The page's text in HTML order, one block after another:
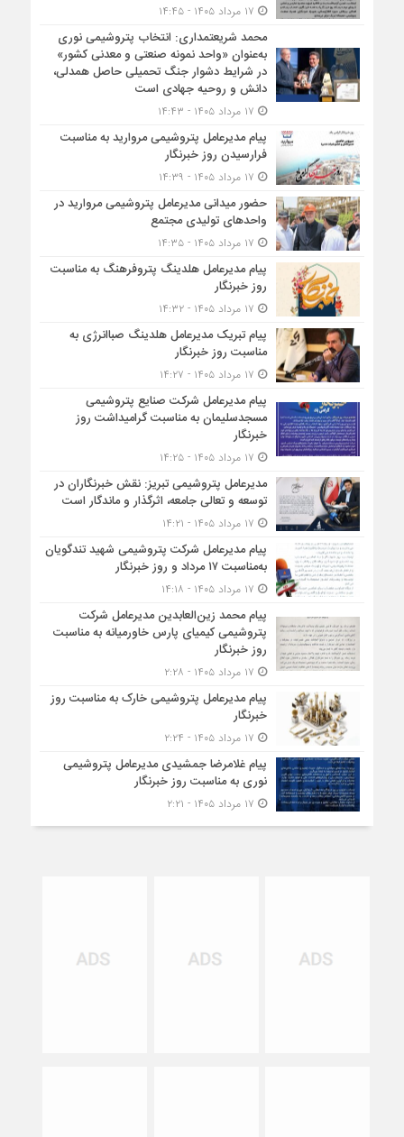
محمد شریعتمداری: انتخاب پتروشیمی نوری
به‌عنوان «واحد نمونه صنعتی و معدنی کشور»
در شرایط دشوار جنگ تحمیلی حاصل همدلی،
دانش و روحیه جهادی است
پیام مدیرعامل پتروشیمی مروارید به مناسبت
فرارسیدن روز خبرنگار
حضور میدانی مدیرعامل پتروشیمی مروارید در
واحدهای تولیدی مجتمع
پیام مدیرعامل هلدینگ پتروفرهنگ به مناسبت
روز خبرنگار
پیام تبریک مدیرعامل هلدینگ صباانرژی به
مناسبت روز خبرنگار
پیام مدیرعامل شركت صنایع پتروشیمی
مسجدسلیمان به مناسبت گرامیداشت روز
خبرنگار
مدیرعامل پتروشیمی تبریز: نقش خبرنگاران در
توسعه و تعالی جامعه، اثرگذار و ماندگار است
پیام مدیرعامل شرکت پتروشیمی شهید تندگویان
به‌مناسبت ۱۷ مرداد و روز خبرنگار
پیام محمد زین‌العابدین مدیرعامل شرکت
پتروشیمی کیمیای پارس خاورمیانه به مناسبت
روز خبرنگار
پیام مدیرعامل پتروشیمی خارک به مناسبت روز
خبرنگار
پیام غلامرضا جمشیدی مدیرعامل پتروشیمی
نوری به مناسبت روز خبرنگار